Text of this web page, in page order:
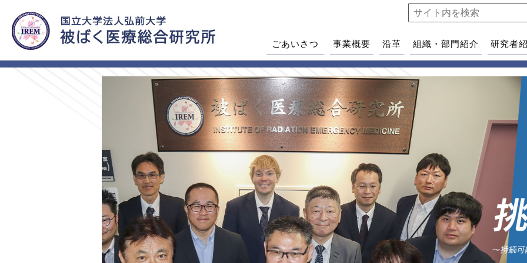
ごあいさつ 事業概要 沿革 組織・部門紹介 研究者